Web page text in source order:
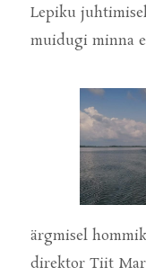
Lepiku
muidugi minna
ärgmisel
direktor Tiit